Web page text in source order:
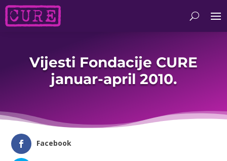
Vijesti Fondacije CURE
januar-april 2010.
Facebook